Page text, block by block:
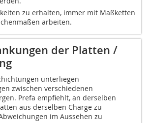
zu erhalten, immer mit Maßketten
arbeiten.
der Platten /
unterliegen
zwischen verschiedenen
Prefa empfiehlt, an derselben
aus derselben Charge zu
im Aussehen zu